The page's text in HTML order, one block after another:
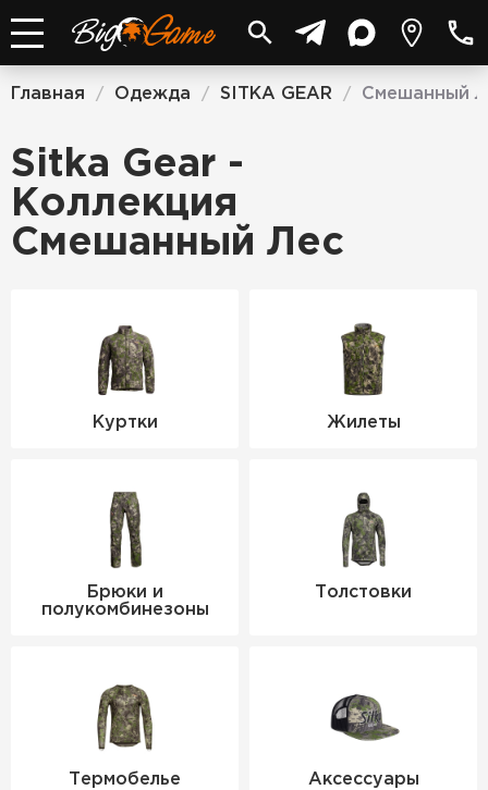
Главная / Одежда / SITKA GEAR / Смешанный
Sitka Gear -
Коллекция
Смешанный Лес
Куртки Жилеты
Брюки и
полукомбинезоны
Толстовки
Термобелье Аксессуары